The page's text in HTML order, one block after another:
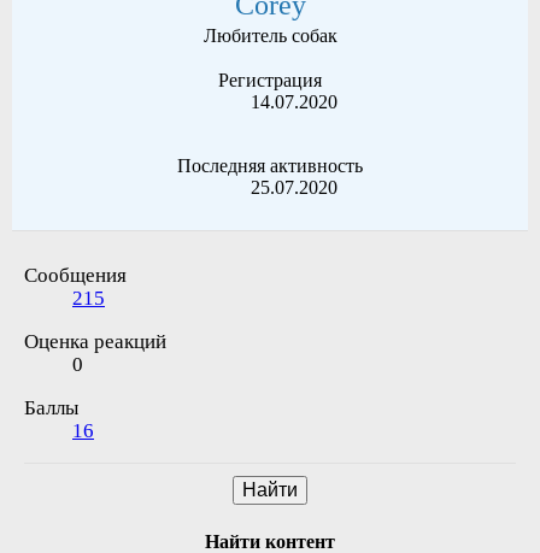
Любитель собак
Регистрация
14.07.2020
Последняя активность
25.07.2020
Сообщения
215
Оценка реакций
0
Баллы
16
Найти
Найти контент